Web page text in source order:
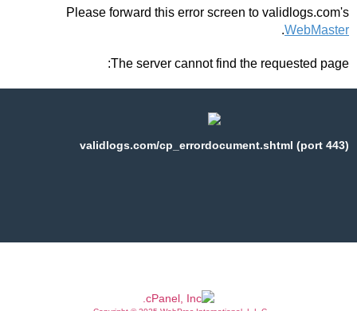
Please forward this error screen to validlogs.com's
WebMaster
.
The server cannot find the requested page:
validlogs.com/cp_errordocument.shtml (port 443)